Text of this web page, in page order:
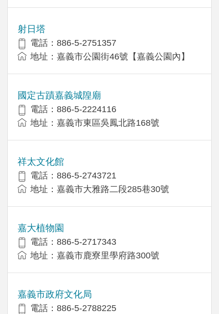
射日塔
電話：886-5-2751357
地址：嘉義市公園街46號【嘉義公園內】
國定古蹟嘉義城隍廟
電話：886-5-2224116
地址：嘉義市東區吳鳳北路168號
祥太文化館
電話：886-5-2743721
地址：嘉義市大雅路二段285巷30號
嘉大植物園
電話：886-5-2717343
地址：嘉義市鹿寮里學府路300號
嘉義市政府文化局
電話：886-5-2788225